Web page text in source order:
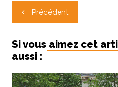
Navigation
de
l’article
Précédent
Si vous aimez cet
aussi :